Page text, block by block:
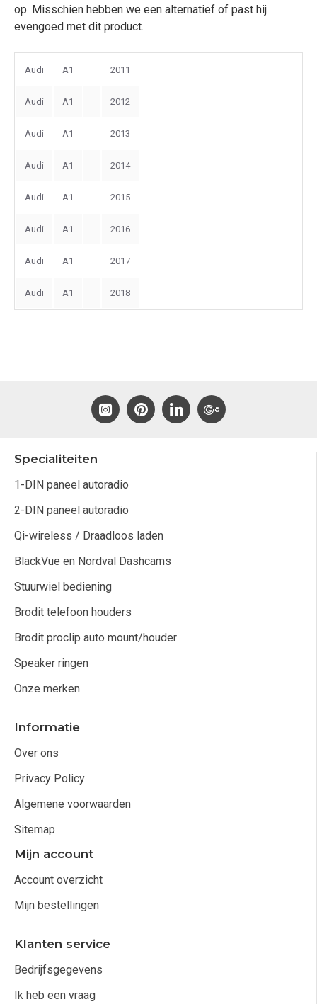
op. Misschien hebben we een alternatief of past hij
evengoed met dit product.
Audi A1 2011
Audi A1 2012
Audi A1 2013
Audi A1 2014
Audi A1 2015
Audi A1 2016
Audi A1 2017
Audi A1 2018
Specialiteiten
1-DIN paneel autoradio
2-DIN paneel autoradio
Qi-wireless / Draadloos laden
BlackVue en Nordval Dashcams
Stuurwiel bediening
Brodit telefoon houders
Brodit proclip auto mount/houder
Speaker ringen
Onze merken
Informatie
Over ons
Privacy Policy
Algemene voorwaarden
Sitemap
Mijn account
Account overzicht
Mijn bestellingen
Klanten service
Bedrijfsgegevens
Ik heb een vraag